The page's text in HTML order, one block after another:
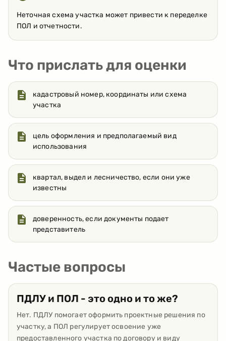
Неточная схема участка может привести к переделке
ПОЛ и отчетности.
Что прислать для оценки
кадастровый номер, координаты или схема
участка
цель оформления и предполагаемый вид
использования
квартал, выдел и лесничество, если они уже
известны
доверенность, если документы подает
представитель
Частые вопросы
ПДЛУ и ПОЛ - это одно и то же?
Нет. ПДЛУ помогает оформить проектные решения по
участку, а ПОЛ регулирует освоение уже
предоставленного участка по договору и виду